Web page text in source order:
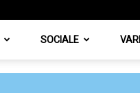
SOCIALE